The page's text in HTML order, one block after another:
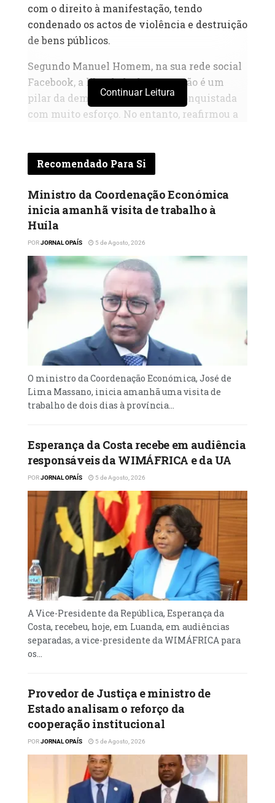
com o direito à manifestação, tendo
condenado os actos de violência e destruição
de bens públicos.
Segundo Manuel Homem, na sua rede social
Facebook, a liberdade de expressão é um
pilar da democracia angolana, conquistada
com muito esforço. No entanto, reafirmou a
De acordo com o Homem do Interior, o
governo está atento às vozes legítimas que
pedem melhorias e que está empenhado em
encontrar soluções por meio do diálogo, mas
deixou claro que o Estado tem a
segurança, alertando que o governo vai agir
com firmeza contra qualquer um que, por
motivações políticas ou oportunistas, tente
desestabilizar o país.
“Reivindicar é um direito. Destruir é um
ataque ao futuro de todos”, concluiu o
ministro.
POR: Onésimo Lufuankenda
Continuar Leitura
Recomendado Para Si
Ministro da Coordenação Económica
inicia amanhã visita de trabalho à
Huíla
PORJORNAL OPAÍS 5 de Agosto, 2026
O ministro da Coordenação Económica, José de
Lima Massano, inicia amanhã uma visita de
trabalho de dois dias à província...
Esperança da Costa recebe em audiência
responsáveis da WIMÁFRICA e da UA
PORJORNAL OPAÍS 5 de Agosto, 2026
A Vice-Presidente da República, Esperança da
Costa, recebeu, hoje, em Luanda, em audiências
separadas, a vice-presidente da WIMÁFRICA para
os...
Provedor de Justiça e ministro de
Estado analisam o reforço da
cooperação institucional
PORJORNAL OPAÍS 5 de Agosto, 2026